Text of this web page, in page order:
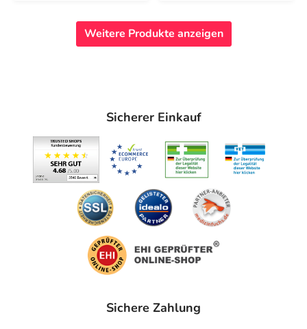
Weitere Produkte anzeigen
Sicherer Einkauf
Sichere Zahlung